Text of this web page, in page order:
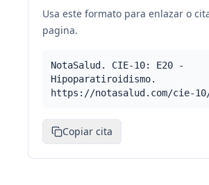
Usa este formato para enlazar o
pagina.
NotaSalud. CIE-10: E20 -
Hipoparatiroidismo.
https://notasalud.com/cie-
Copiar cita